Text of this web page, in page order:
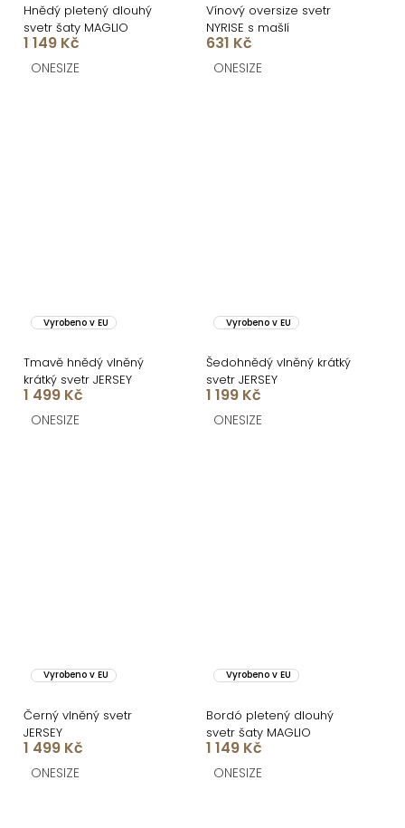
Hnědý pletený dlouhý
svetr šaty MAGLIO
1 149 Kč
ONESIZE
Vínový oversize svetr
NYRISE s mašlí
631 Kč
ONESIZE
Vyrobeno v EU
Tmavě hnědý vlněný
krátký svetr JERSEY
1 499 Kč
ONESIZE
Vyrobeno v EU
Šedohnědý vlněný krátký
svetr JERSEY
1 199 Kč
ONESIZE
Vyrobeno v EU
Černý vlněný svetr
JERSEY
1 499 Kč
ONESIZE
Vyrobeno v EU
Bordó pletený dlouhý
svetr šaty MAGLIO
1 149 Kč
ONESIZE